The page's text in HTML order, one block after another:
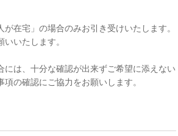
在宅」の場合のみお引き受けいたします。
いたします。
は、十分な確認が出来ずご希望に添えない
の確認にご協力をお願いします。